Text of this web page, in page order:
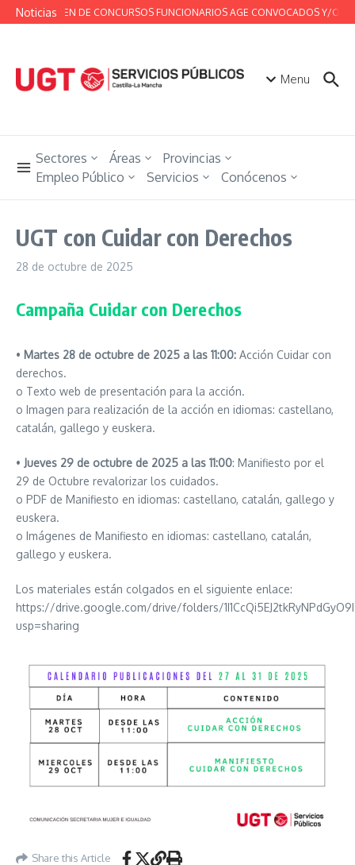
Saltar al contenido
Noticias
RESUMEN DE CONCURSOS FUNCIONARIOS AGE CONVOCADOS Y/O
Menu
Sectores Áreas
Provincias
Empleo Público
Servicios Conócenos
UGT con Cuidar con Derechos
28 de octubre de 2025
Campaña Cuidar con Derechos
• Martes 28 de octubre de 2025 a las 11:00: Acción Cuidar con
derechos.
o Texto web de presentación para la acción.
o Imagen para realización de la acción en idiomas: castellano,
catalán, gallego y euskera.
• Jueves 29 de octubre de 2025 a las 11:00: Manifiesto por el
29 de Octubre revalorizar los cuidados.
o PDF de Manifiesto en idiomas: castellano, catalán, gallego y
euskera.
o Imágenes de Manifiesto en idiomas: castellano, catalán,
gallego y euskera.
Los materiales están colgados en el siguiente enlace:
https://drive.google.com/drive/folders/
usp=sharing
Share this Article